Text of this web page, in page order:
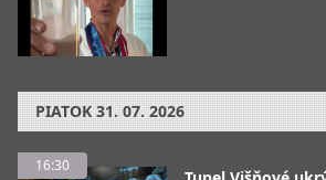
PIATOK 31. 07. 2026
16:30